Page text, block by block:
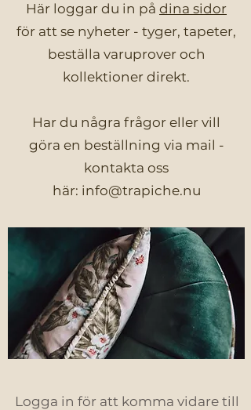
Logga in för att komma vidare till
Här loggar du in på dina sidor
för att se nyheter - tyger, tapeter,
beställa varuprover och
kollektioner direkt.
Har du några frågor eller vill
göra en beställning via mail -
kontakta oss
här: info@trapiche.nu